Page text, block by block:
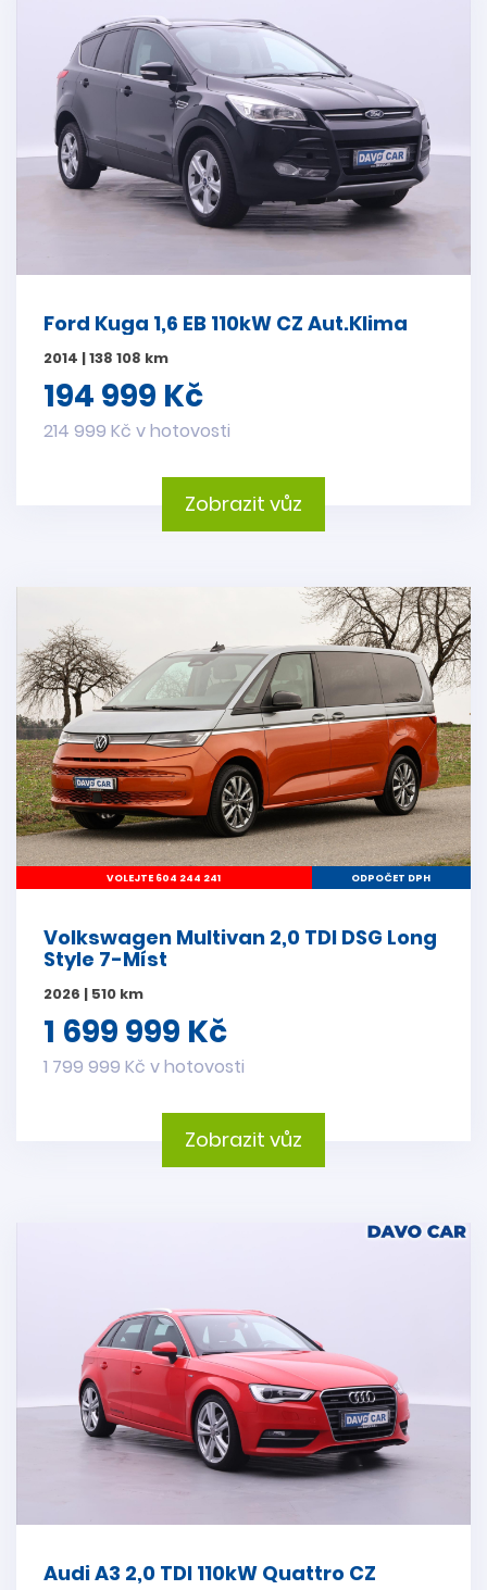
Ford Kuga 1,6 EB 110kW CZ Aut.Klima
2014 | 138 108 km
194 999 Kč
214 999 Kč v hotovosti
Zobrazit vůz
VOLEJTE 604 244 241 ODPOČET DPH
Volkswagen Multivan 2,0 TDI DSG Long
Style 7-Míst
2026 | 510 km
1 699 999 Kč
1 799 999 Kč v hotovosti
Zobrazit vůz
Audi A3 2,0 TDI 110kW Quattro CZ